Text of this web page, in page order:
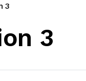
3
3